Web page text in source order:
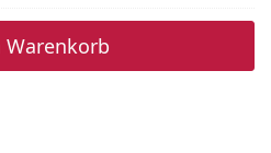
Warenkorb